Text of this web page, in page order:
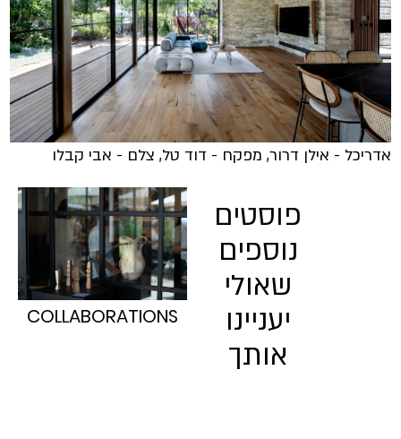
אדריכל - אילן דרור, מפקח - דוד טל, צלם - אבי קבלו
פוסטים
נוספים
שאולי
יעניינו
אותך
COLLABORATIONS